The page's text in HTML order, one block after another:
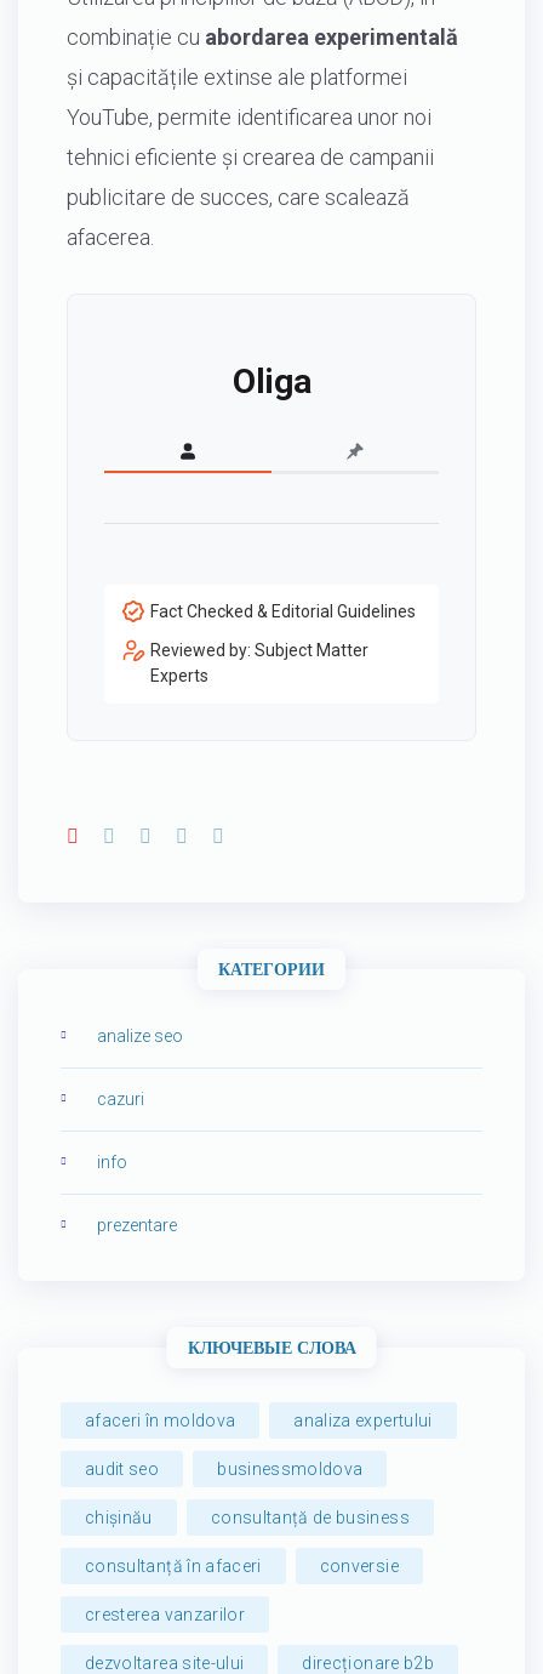
combinație cu abordarea experimentală
și capacitățile extinse ale platformei
YouTube, permite identificarea unor noi
tehnici eficiente și crearea de campanii
publicitare de succes, care scalează
afacerea.
Oliga
Fact Checked & Editorial Guidelines
Reviewed by: Subject Matter
Experts
КАТЕГОРИИ
analize seo
cazuri
info
prezentare
КЛЮЧЕВЫЕ СЛОВА
afaceri în moldova analiza expertului
audit seo businessmoldova
chișinău consultanță de business
consultanță în afaceri conversie
cresterea vanzarilor
dezvoltarea site-ului direcționare b2b